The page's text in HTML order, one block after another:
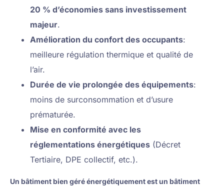
20 % d’économies sans investissement
majeur.
Amélioration du confort des occupants:
meilleure régulation thermique et qualité de
l’air.
Durée de vie prolongée des équipements:
moins de surconsommation et d’usure
prématurée.
Mise en conformité avec les
réglementations énergétiques (Décret
Tertiaire, DPE collectif, etc.).
Un bâtiment bien géré énergétiquement est un bâtiment